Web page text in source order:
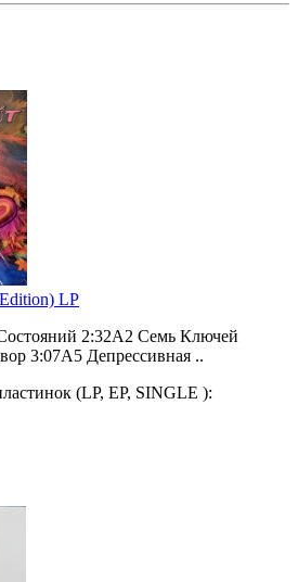
LP
2:32A2 Семь Ключей
3:07A5 Депрессивная ..
(LP, EP, SINGLE ):